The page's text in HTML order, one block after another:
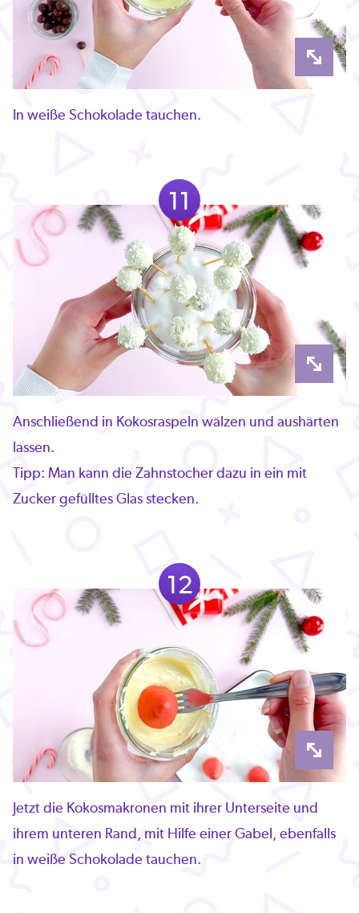
In weiße Schokolade tauchen.
11
Anschließend in Kokosraspeln wälzen und aushärten
lassen.
Tipp: Man kann die Zahnstocher dazu in ein mit
Zucker gefülltes Glas stecken.
12
Jetzt die Kokosmakronen mit ihrer Unterseite und
ihrem unteren Rand, mit Hilfe einer Gabel, ebenfalls
in weiße Schokolade tauchen.